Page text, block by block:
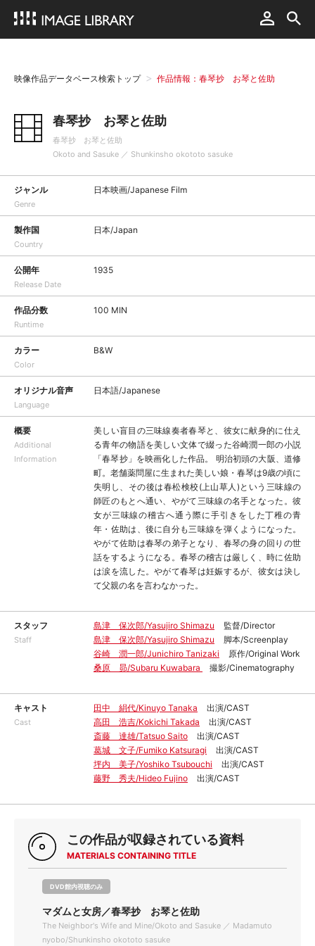
映像作品データベース検索トップ 作品情報：春琴抄 お琴と佐助
春琴抄 お琴と佐助
春琴抄 お琴と佐助
Okoto and Sasuke ／ Shunkinsho okototo sasuke
ジャンル
Genre
日本映画/Japanese Film
製作国
Country
日本/Japan
公開年
Release Date
1935
作品分数
Runtime
100 MIN
カラー
Color
B&W
オリジナル音声
Language
日本語/Japanese
概要
Additional
Information
美しい盲目の三味線奏者春琴と、彼女に献身的に仕え
る青年の物語を美しい文体で綴った谷崎潤一郎の小説
「春琴抄」を映画化した作品。 明治初頭の大阪、道修
町。老舗薬問屋に生まれた美しい娘・春琴は9歳の頃に
失明し、その後は春松検校(上山草人)という三味線の
師匠のもとへ通い、やがて三味線の名手となった。彼
女が三味線の稽古へ通う際に手引きをした丁稚の青
年・佐助は、後に自分も三味線を弾くようになった。
やがて佐助は春琴の弟子となり、春琴の身の回りの世
話をするようになる。春琴の稽古は厳しく、時に佐助
は涙を流した。やがて春琴は妊娠するが、彼女は決し
て父親の名を言わなかった。
スタッフ
Staff
島津 保次郎/Yasujiro Shimazu
監督/Director
島津 保次郎/Yasujiro Shimazu
脚本/Screenplay
谷崎 潤一郎/Junichiro Tanizaki
原作/Original Work
桑原 昴/Subaru Kuwabara
撮影/Cinematography
キャスト
Cast
田中 絹代/Kinuyo Tanaka
出演/CAST
高田 浩吉/Kokichi Takada
出演/CAST
斎藤 達雄/Tatsuo Saito
出演/CAST
葛城 文子/Fumiko Katsuragi
出演/CAST
坪内 美子/Yoshiko Tsubouchi
出演/CAST
藤野 秀夫/Hideo Fujino
出演/CAST
この作品が収録されている資料
MATERIALS CONTAINING TITLE
DVD館内視聴のみ
マダムと女房／春琴抄 お琴と佐助
The Neighbor's Wife and Mine/Okoto and Sasuke ／ Madamuto
nyobo/Shunkinsho okototo sasuke